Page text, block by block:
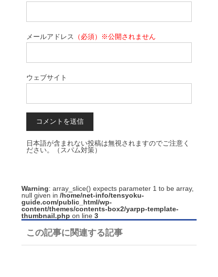
メールアドレス （必須）※公開されません
ウェブサイト
日本語が含まれない投稿は無視されますのでご注意く
ださい。（スパム対策）
Warning: array_slice() expects parameter 1 to be array,
null given in /home/net-info/tensyoku-
guide.com/public_html/wp-
content/themes/contents-box2/yarpp-template-
thumbnail.php on line 3
この記事に関連する記事